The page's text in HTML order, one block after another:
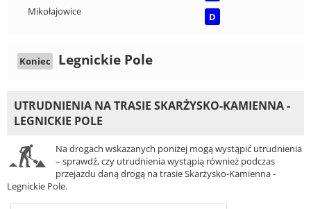
Mikołajowice
D
Koniec Legnickie Pole
UTRUDNIENIA NA TRASIE SKARŻYSKO-KAMIENNA -
LEGNICKIE POLE
Na drogach wskazanych poniżej mogą wystąpić utrudnienia
– sprawdź, czy utrudnienia wystąpią również podczas
przejazdu daną drogą na trasie Skarżysko-Kamienna -
Legnickie Pole.